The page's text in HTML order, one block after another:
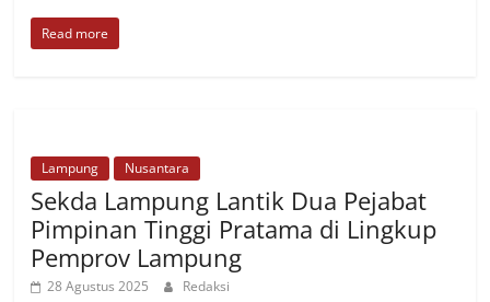
Read more
Lampung Nusantara
Sekda Lampung Lantik Dua Pejabat
Pimpinan Tinggi Pratama di Lingkup
Pemprov Lampung
28 Agustus 2025 Redaksi